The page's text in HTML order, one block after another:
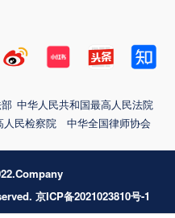
中华人民共和国最高人民法院
人民检察院
中华全国律师协会
京ICP备2021023810号-1